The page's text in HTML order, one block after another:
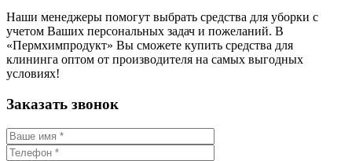
Наши менеджеры помогут выбрать средства для уборки с
учетом Ваших персональных задач и пожеланий. В
«Пермхимпродукт» Вы сможете купить средства для
клининга оптом от производителя на самых выгодных
условиях!
Заказать звонок